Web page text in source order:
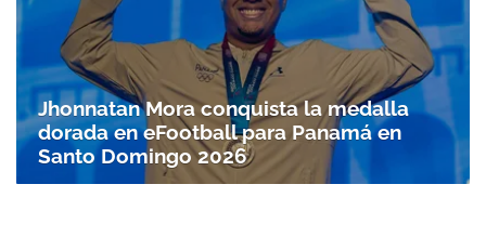
Jhonnatan Mora conquista la medalla
dorada en eFootball para Panamá en
Santo Doming­o 2026